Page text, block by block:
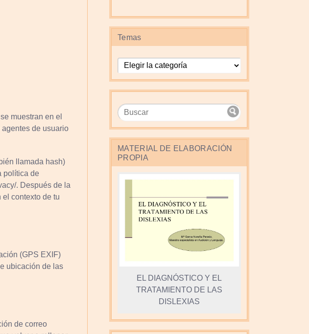
muestran en el
de usuario
llamada hash)
política de
. Después de la
contexto de tu
(GPS EXIF)
ubicación de las
de correo
Temas
Temas
MATERIAL DE ELABORACIÓN
PROPIA
EL DIAGNÓSTICO Y EL
TRATAMIENTO DE LAS
DISLEXIAS